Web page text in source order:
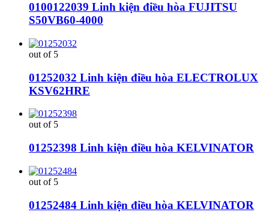
0100122039 Linh kiện điều hòa FUJITSU
S50VB60-4000
out of 5
01252032 Linh kiện điều hòa ELECTROLUX
KSV62HRE
out of 5
01252398 Linh kiện điều hòa KELVINATOR
out of 5
01252484 Linh kiện điều hòa KELVINATOR